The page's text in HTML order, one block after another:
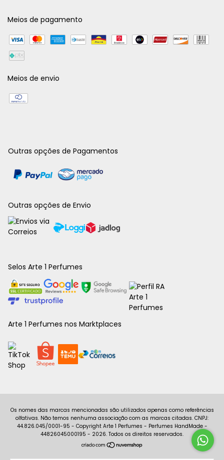
Meios de pagamento
Meios de envio
Outras opções de Pagamentos
Outras opções de Envio
Selos Arte 1 Perfumes
Arte 1 Perfumes nos Marktplaces
Copyright Arte 1 Perfumes - Perfumes HandMade -
44826045000195 - 2026. Todos os direitos reservados.